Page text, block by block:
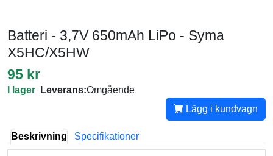
Batteri - 3,7V 650mAh LiPo - Syma
X5HC/X5HW
95 kr
I lager Leverans:Omgående
Lägg i kundvagn
Beskrivning Specifikationer